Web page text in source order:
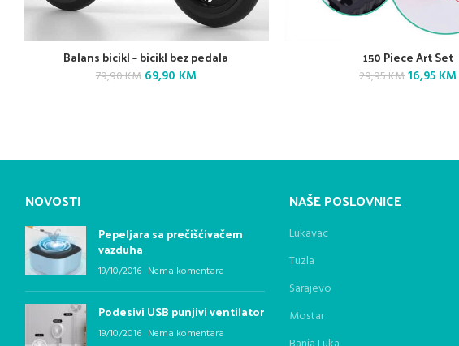
Balans bicikl – bicikl bez pedala
79,90KM Original
69,90 KMCurrent
150 Piece Art Set
29,95KMOriginal
16,95 KM
NOVOSTI
Pepeljara sa prečišćivačem
vazduha
19/10/2016 Nema komentara
Podesivi USB punjivi ventilator
19/10/2016 Nema komentara
NAŠE POSLOVNICE
Lukavac
Tuzla
Sarajevo
Mostar